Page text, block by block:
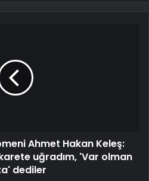
Ahmet Hakan Keleş:
uğradım, 'Var olman
dediler